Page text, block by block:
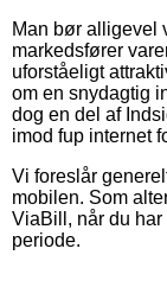
Man bør alligevel
markedsfører
uforståeligt
om en snydagtig
dog en del af
imod fup internet
Vi foreslår
mobilen. Som
ViaBill, når du
periode.